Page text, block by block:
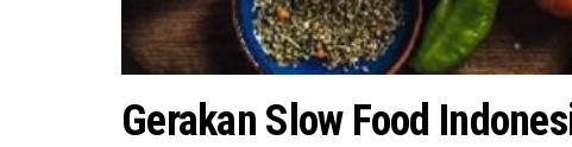
Gerakan Slow Food